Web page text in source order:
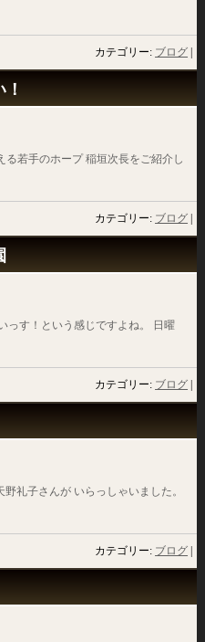
カテゴリー: ブログ
若手のホープ 稲垣次長をご紹介し
カテゴリー: ブログ
っす！という感じですよね。 日曜
カテゴリー: ブログ
礼子さんが いらっしゃいました。
カテゴリー: ブログ